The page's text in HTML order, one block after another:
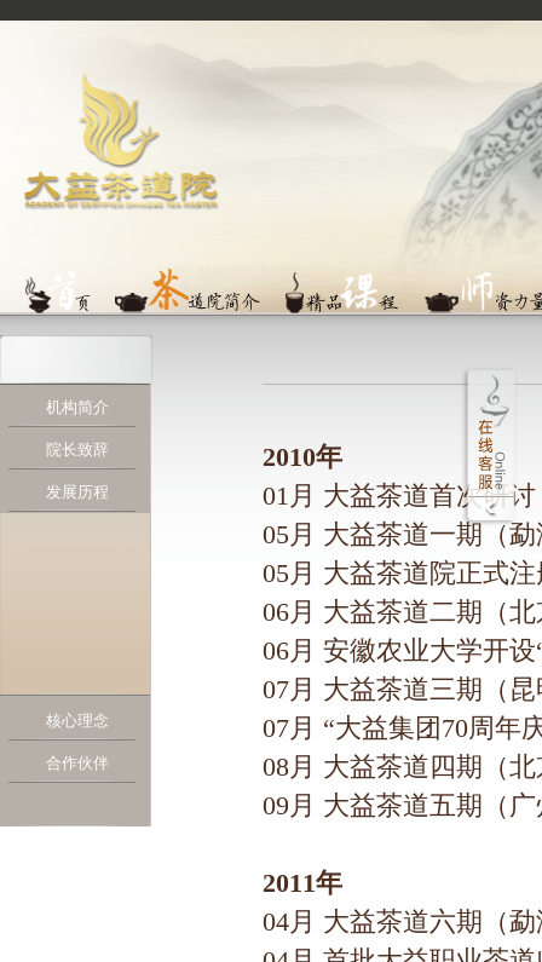
机构简介
院长致辞
发展历程
核心理念
合作伙伴
2010年
01月 大益茶道首次研讨
05月 大益茶道一期（
05月 大益茶道院正式
06月 大益茶道二期（
06月 安徽农业大学开
07月 大益茶道三期（
07月 “大益集团70周年
08月 大益茶道四期（
09月 大益茶道五期（
2011年
04月 大益茶道六期（